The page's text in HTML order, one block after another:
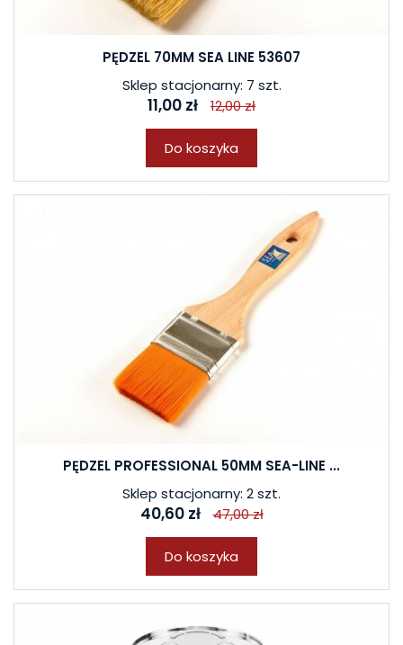
PĘDZEL 70MM SEA LINE 53607
Sklep stacjonarny: 7 szt.
11,00 zł 12,00 zł
Do koszyka
PĘDZEL PROFESSIONAL 50MM SEA-LINE ...
Sklep stacjonarny: 2 szt.
40,60 zł 47,00 zł
Do koszyka